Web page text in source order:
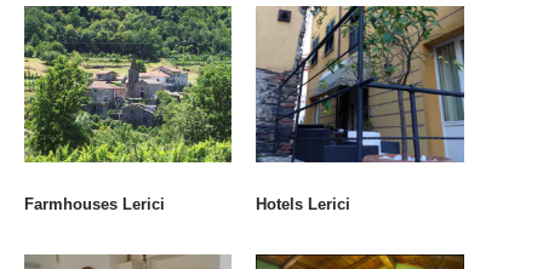
Farmhouses Lerici Hotels Lerici